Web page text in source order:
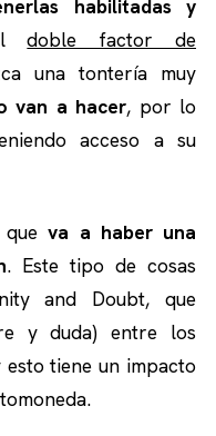
habilitadas y
doble factor de
una tontería muy
van a hacer, por lo
acceso a su
queva a haber una
. Este tipo de cosas
and Doubt, que
y duda) entre los
tiene un impacto